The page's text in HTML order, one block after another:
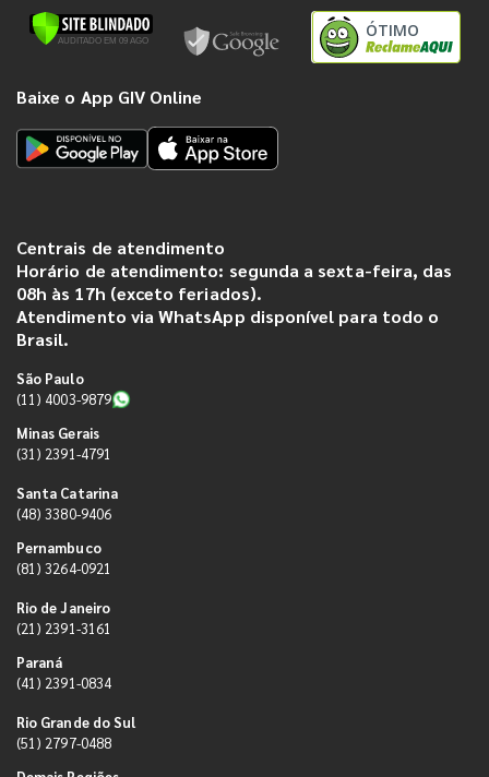
ÓTIMO
Baixe o App GIV Online
Centrais de atendimento
Horário de atendimento: segunda a sexta-feira, das
08h às 17h (exceto feriados).
Atendimento via WhatsApp disponível para todo o
Brasil.
São Paulo
(11) 4003-9879
Minas Gerais
(31) 2391-4791
Santa Catarina
(48) 3380-9406
Pernambuco
(81) 3264-0921
Rio de Janeiro
(21) 2391-3161
Paraná
(41) 2391-0834
Rio Grande do Sul
(51) 2797-0488